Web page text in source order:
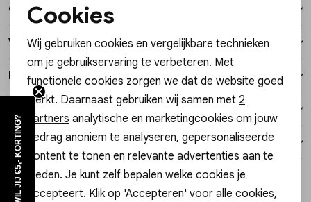
Vesten
Lingerie
Over dit item
Winkelvoorraad
Kenmerken
Verzending / Ophalen in de winkel
Retourneren
Style dit met
Noodzakelijke cookies
Personalisatie cookies
Analytische cookies
Marketing cookies
Cookies
Wij gebruiken cookies en vergelijkbare technieken
om je gebruikservaring te verbeteren. Met
functionele cookies zorgen we dat de website goed
werkt. Daarnaast gebruiken wij samen met 2
partners analytische en marketingcookies om jouw
gedrag anoniem te analyseren, gepersonaliseerde
content te tonen en relevante advertenties aan te
bieden. Je kunt zelf bepalen welke cookies je
accepteert. Klik op 'Accepteren' voor alle cookies,
WIL JIJ €5,- KORTING?